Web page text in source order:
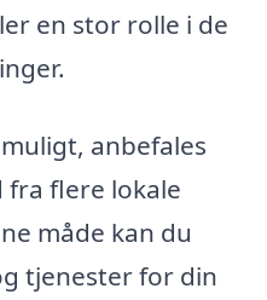
en stor rolle i de
anbefales
flere lokale
måde kan du
tjenester for din